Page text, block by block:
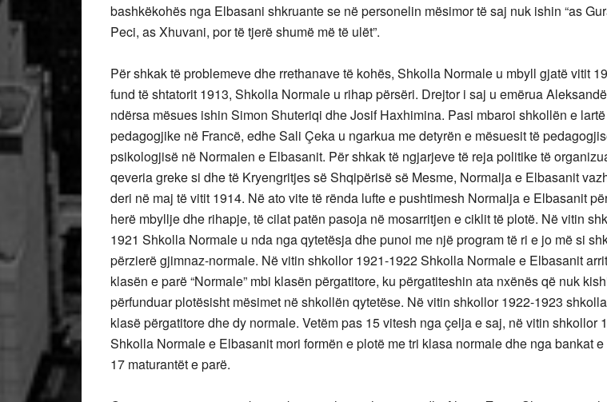
bashkëkohës nga Elbasani shkruante se në personelin mësimor të saj nuk ishin “as
Peci, as Xhuvani, por të tjerë shumë më të ulët”.
Për shkak të problemeve dhe rrethanave të kohës, Shkolla Normale u mbyll gjatë vitit
fund të shtatorit 1913, Shkolla Normale u rihap përsëri. Drejtor i saj u emërua
ndërsa mësues ishin Simon Shuteriqi dhe Josif Haxhimina. Pasi mbaroi shkollën e lartë
pedagogjike në Francë, edhe Sali Çeka u ngarkua me detyrën e mësuesit të
psikologjisë në Normalen e Elbasanit. Për shkak të ngjarjeve të reja politike të
qeveria greke si dhe të Kryengritjes së Shqipërisë së Mesme, Normalja e Elbasanit
deri në maj të vitit 1914. Në ato vite të rënda lufte e pushtimesh Normalja e Elbasanit
herë mbyllje dhe rihapje, të cilat patën pasoja në mosarritjen e ciklit të plotë. Në vitin
1921 Shkolla Normale u nda nga qytetësja dhe punoi me një program të ri e jo më si
përzierë gjimnaz-normale. Në vitin shkollor 1921-1922 Shkolla Normale e Elbasanit
klasën e parë “Normale” mbi klasën përgatitore, ku përgatiteshin ata nxënës që nuk
përfunduar plotësisht mësimet në shkollën qytetëse. Në vitin shkollor 1922-1923
klasë përgatitore dhe dy normale. Vetëm pas 15 vitesh nga çelja e saj, në vitin shkollor
Shkolla Normale e Elbasanit mori formën e plotë me tri klasa normale dhe nga bankat
17 maturantët e parë.